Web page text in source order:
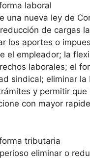
laboral
una nueva ley de
de cargas
los aportes o
el empleador; la
laborales; el
sindical; eliminar la
y permitir que
con mayor
tributaria
eliminar o